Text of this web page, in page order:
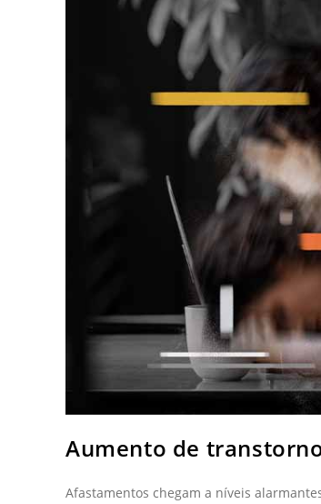
Aumento de
Afastamentos chegam a níveis